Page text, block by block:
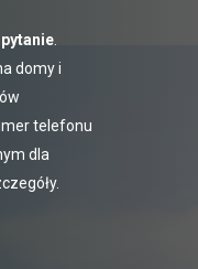
domy i
telefonu
dla